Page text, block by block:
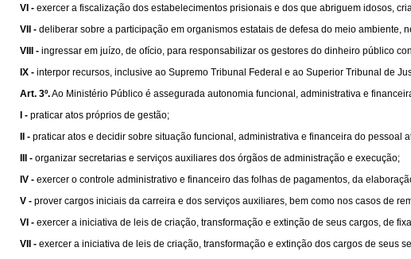
VI - exercer a fiscalização dos estabelecimentos prisionais e dos que abriguem idosos,
VII - deliberar sobre a participação em organismos estatais de defesa do meio
VIII - ingressar em juízo, de ofício, para responsabilizar os gestores do dinheiro público
IX - interpor recursos, inclusive ao Supremo Tribunal Federal e ao Superior Tribunal de
Art. 3º.Ao Ministério Público é assegurada autonomia funcional, administrativa e
I - praticar atos próprios de gestão;
II - praticar atos e decidir sobre situação funcional, administrativa e financeira do
III - organizar secretarias e serviços auxiliares dos órgãos de administração e execução;
IV - exercer o controle administrativo e financeiro das folhas de pagamentos, da
V - prover cargos iniciais da carreira e dos serviços auxiliares, bem como nos casos de
VI - exercer a iniciativa de leis de criação, transformação e extinção de seus cargos, de
VII - exercer a iniciativa de leis de criação, transformação e extinção dos cargos de seus